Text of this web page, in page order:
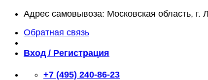
Skip
content
Адрес самовывоза: Московская область,
Обратная связь
Вход / Регистрация
+7 (495) 240-86-23